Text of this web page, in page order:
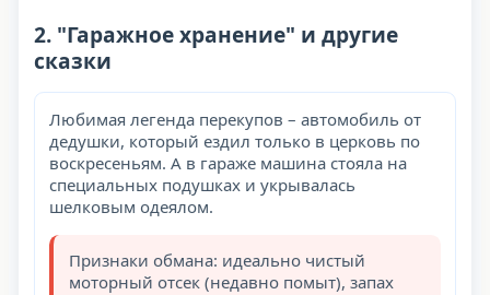
2. "Гаражное хранение" и другие
сказки
Любимая легенда перекупов – автомобиль от
дедушки, который ездил только в церковь по
воскресеньям. А в гараже машина стояла на
специальных подушках и укрывалась
шелковым одеялом.
Признаки обмана: идеально чистый
моторный отсек (недавно помыт), запах